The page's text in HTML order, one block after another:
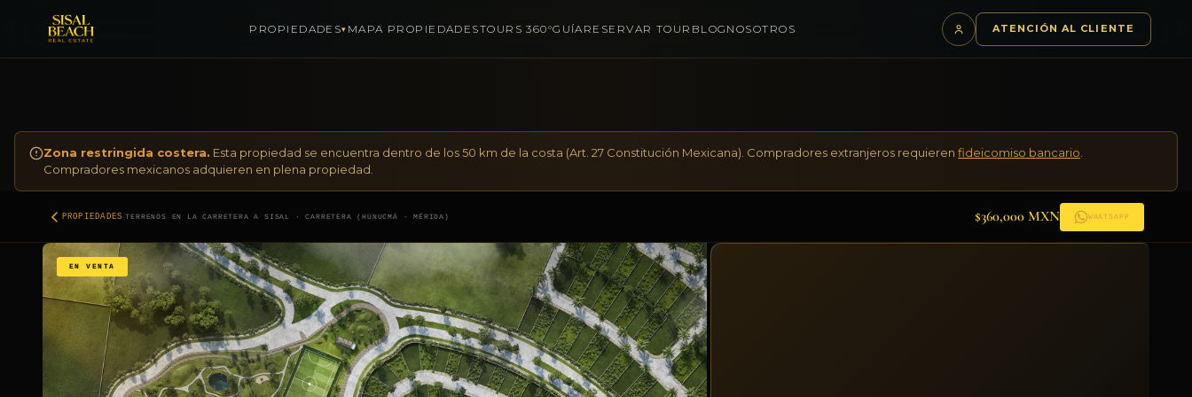
PROPIEDADES▾ MAPA PROPIEDADESTOURS 360°GUÍARESERVAR TOUR BLOG NOSOTROS ATENCIÓN AL CLIENTE
Zona restringida costera. Esta propiedad se encuentra dentro de los 50 km de la costa (Art. 27 Constitución Mexicana). Compradores extranjeros requieren fideicomiso bancario
Compradores mexicanos adquieren en plena propiedad.
PROPIEDADES ·TERRENOS EN LA CARRETERA A SISAL · CARRETERA (HUNUCMÁ - MÉRIDA) $360,000 MXN WHATSAPP
EN VENTA